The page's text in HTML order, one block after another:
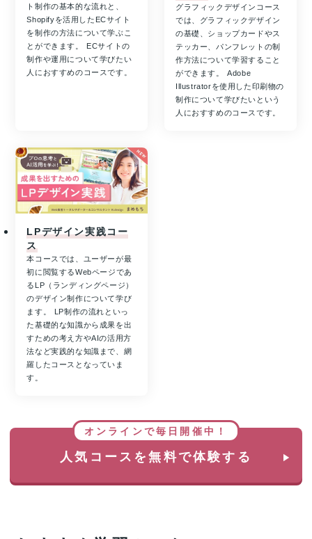
ト制作の基本的な流れと、
Shopifyを活用したECサイト
を制作の方法について学ぶこ
とができます。 ECサイトの
制作や運用について学びたい
人におすすめのコースです。
グラフィックデザインコース
では、グラフィックデザイン
の基礎、ショップカードやス
テッカー、パンフレットの制
作方法について学習すること
ができます。 Adobe
Illustratorを使用した印刷物の
制作について学びたいという
人におすすめのコースです。
LPデザイン実践コー
ス
本コースでは、ユーザーが最
初に閲覧するWebページであ
るLP（ランディングページ）
のデザイン制作について学び
ます。 LP制作の流れといっ
た基礎的な知識から成果を出
すための考え方やAIの活用方
法など実践的な知識まで、網
羅したコースとなっていま
す。
オンラインで毎日開催中！
人気コースを無料で体験する